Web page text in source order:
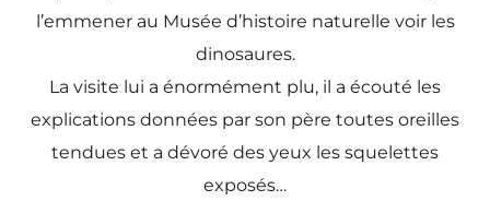
l’emmener au Musée d’histoire naturelle voir les
dinosaures.
La visite lui a énormément plu, il a écouté les
explications données par son père toutes oreilles
tendues et a dévoré des yeux les squelettes
exposés…